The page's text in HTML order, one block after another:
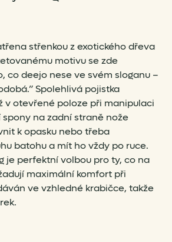
střenkou z exotického dřeva
motivu se zde
co deejo nese ve svém sloganu –
Spolehlivá pojistka
v otevřené poloze při manipulaci
spony na zadní straně nože
k opasku nebo třeba
batohu a mít ho vždy po ruce.
je perfektní volbou pro ty, co na
maximální komfort při
ve vzhledné krabičce, takže